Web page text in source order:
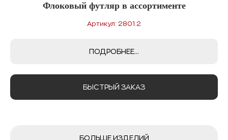
Флоковый футляр в ассортименте
Артикул: 2801.2
ПОДРОБНЕЕ...
БЫСТРЫЙ ЗАКАЗ
БОЛЬШЕ ИЗДЕЛИЙ